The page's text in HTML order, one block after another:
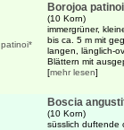
Borojoa
(10 Korn)
immergrüner,
bis ca. 5 m mit
langen, länglich-
Blättern mit
[mehr lesen]
Boscia
(10 Korn)
süsslich duftende